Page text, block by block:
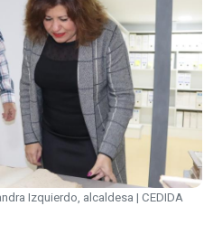
Izquierdo, alcaldesa | CEDIDA